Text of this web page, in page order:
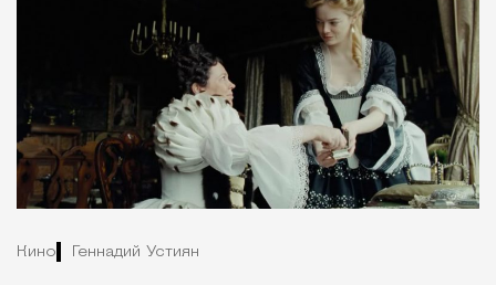
Кино Геннадий Устиян